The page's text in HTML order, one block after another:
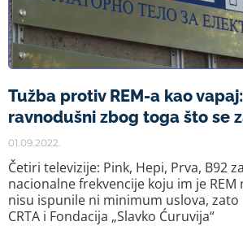
Tužba protiv REM-a kao
ravnodušni zbog toga što se
01.09.2022.
Četiri televizije: Pink, Hepi, Prva, B92
nacionalne frekvencije koju im je
nisu ispunile ni minimum uslova, zato
CRTA i Fondacija „Slavko Ćuruvija“